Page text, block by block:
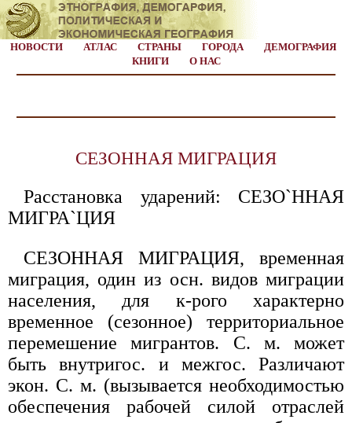
НОВОСТИ АТЛАС СТРАНЫ ГОРОДА
ДЕМОГРАФИЯ
КНИГИ
О НАС
СЕЗОННАЯ МИГРАЦИЯ
Расстановка ударений: СЕЗО`ННАЯ
МИГРА`ЦИЯ
СЕЗОННАЯ МИГРАЦИЯ, временная
миграция, один из осн. видов миграции
населения, для к-рого характерно
временное (сезонное) территориальное
перемешение мигрантов. С. м. может
быть внутригос. и межгос. Различают
экон. С. м. (вызывается необходимостью
обеспечения рабочей силой отраслей